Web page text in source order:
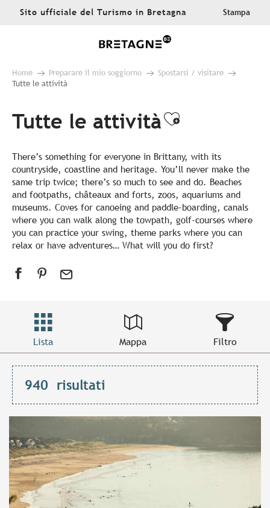
AllerSito ufficiale del Turismo in Bretagna Stampa
Home Preparare il mio soggiorno
Spostarsi / visitare
Tutte le attività
Tutte le attivitàAjouter
There’s something for everyone in Brittany, with its
countryside, coastline and heritage. You’ll never make the
same trip twice; there’s so much to see and do. Beaches
and footpaths, châteaux and forts, zoos, aquariums and
museums. Coves for canoeing and paddle-boarding, canals
where you can walk along the towpath, golf-courses where
you can practice your swing, theme parks where you can
relax or have adventures… What will you do first?
Lista Mappa Filtro
940 risultati